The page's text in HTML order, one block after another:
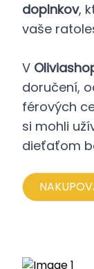
doplnkov,
vaše
V
doručení,
férových
si mohli
dieťaťom